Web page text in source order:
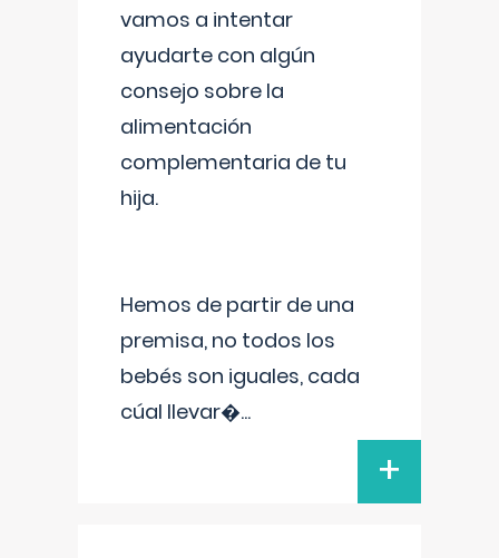
vamos a intentar
ayudarte con algún
consejo sobre la
alimentación
complementaria de tu
hija.
Hemos de partir de una
premisa, no todos los
bebés son iguales, cada
cúal llevar�...
+